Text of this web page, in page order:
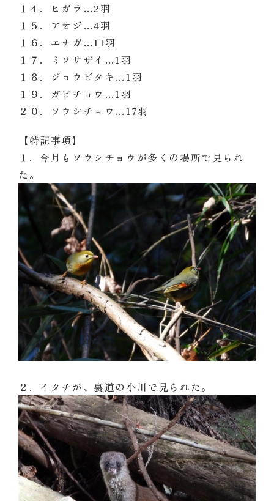
１４．ヒガラ…2羽
１５．アオジ…4羽
１６．エナガ…11羽
１７．ミソサザイ…1羽
１８．ジョウビタキ…1羽
１９．ガビチョウ…1羽
２０．ソウシチョウ…17羽
【特記事項】
１．今月もソウシチョウが多くの場所で見られ
た。
２．イタチが、裏道の小川で見られた。